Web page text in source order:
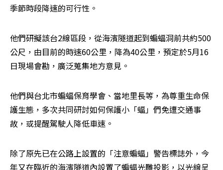
季節時段降速的可行性。
他們研擬該台2線區段，從海濱隧道起到蝙蝠洞前共約500
公尺，由目前的時速60公里，降為40公里，預定於5月16
日現場會勘，廣泛蒐集地方意見。
他們與台北市蝙蝠保育學會、當地里長等，為尊重生命保
護生態，多次共同研討如何保護小「蝠」們免遭交通事
故，或提醒駕駛人降低車速。
除了原先已在公路上設置的「注意蝙蝠」警告標誌外，今
年又在臨近的海濱隧道內設置了蝙蝠光雕投影，以光線呈